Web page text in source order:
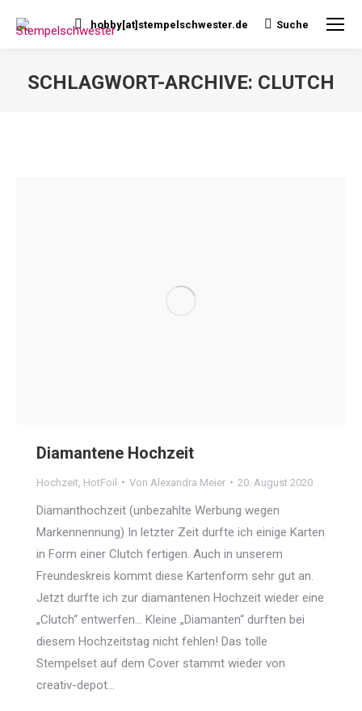
hobby[at]stempelschwester.de Search:
Suche
SCHLAGWORT-ARCHIVE: CLUTCH
Diamantene Hochzeit
Hochzeit HotFoil Von Alexandra Meier 20. August 2020
Diamanthochzeit (unbezahlte Werbung wegen
Markennennung) In letzter Zeit durfte ich einige Karten
in Form einer Clutch fertigen. Auch in unserem
Freundeskreis kommt diese Kartenform sehr gut an.
Jetzt durfte ich zur diamantenen Hochzeit wieder eine
„Clutch“ entwerfen… Kleine „Diamanten“ durften bei
diesem Hochzeitstag nicht fehlen! Das tolle
Stempelset auf dem Cover stammt wieder von
creativ-depot…